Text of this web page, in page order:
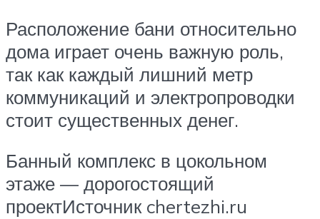
Расположение бани относительно
дома играет очень важную роль,
так как каждый лишний метр
коммуникаций и электропроводки
стоит существенных денег.
Банный комплекс в цокольном
этаже — дорогостоящий
проектИсточник chertezhi.ru